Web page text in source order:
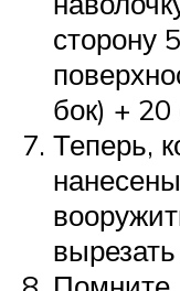
сторону
бок) +
Теперь,
вырезать